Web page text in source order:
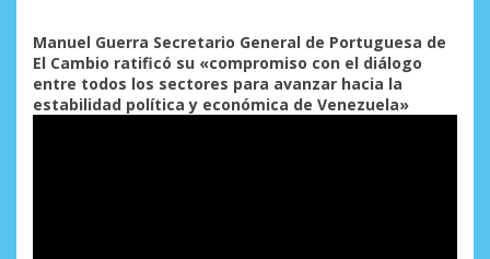
Manuel Guerra Secretario General de Portuguesa de
El Cambio ratificó su «compromiso con el diálogo
entre todos los sectores para avanzar hacia la
estabilidad política y económica de Venezuela»